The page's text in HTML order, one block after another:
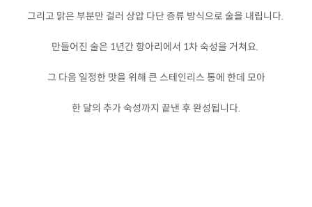
그리고 맑은 부분만 걸러 상압 다단 증류 방식으로 술을 내립니다.
만들어진 술은 1년간 항아리에서 1차 숙성을 거쳐요.
그 다음 일정한 맛을 위해 큰 스테인리스 통에 한데 모아
한 달의 추가 숙성까지 끝낸 후 완성됩니다.